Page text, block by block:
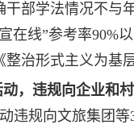
部学法情况不与
在线”参考率90%
治形式主义为基
，违规向企业和
违规向文旅集团